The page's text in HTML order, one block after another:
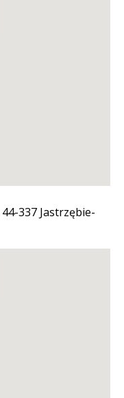
337 Jastrzębie-